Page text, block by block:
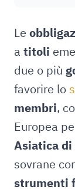
Le
a titoli
due o più
favorire lo
membri,
Europea
Asiatica
sovrane
strumenti